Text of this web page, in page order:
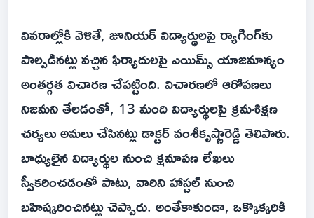
వివరాల్లోకి వెళితే, జూనియర్ విద్యార్థులపై ర్యాగింగ్‌కు
పాల్పడినట్లు వచ్చిన ఫిర్యాదులపై ఎయిమ్స్ యాజమాన్యం
అంతర్గత విచారణ చేపట్టింది. విచారణలో ఆరోపణలు
నిజమని తేలడంతో, 13 మంది విద్యార్థులపై క్రమశిక్షణ
చర్యలు అమలు చేసినట్లు డాక్టర్ వంశీకృష్ణారెడ్డి తెలిపారు.
బాధ్యులైన విద్యార్థుల నుంచి క్షమాపణ లేఖలు
స్వీకరించడంతో పాటు, వారిని హాస్టల్ నుంచి
బహిష్కరించినట్లు చెప్పారు. అంతేకాకుండా, ఒక్కొక్కరికి